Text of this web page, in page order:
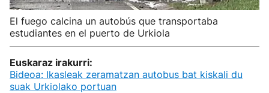
El fuego calcina un autobús que transportaba
estudiantes en el puerto de Urkiola
Euskaraz irakurri:
Bideoa: Ikasleak zeramatzan autobus bat kiskali du
suak Urkiolako portuan